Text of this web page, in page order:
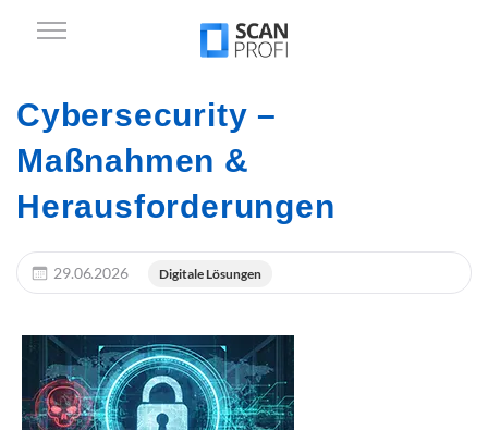
Cybersecurity –
Maßnahmen &
Herausforderungen
29.06.2026 Digitale Lösungen